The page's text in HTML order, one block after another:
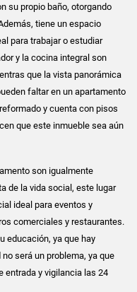
su propio baño, otorgando
tiene un espacio
para trabajar o estudiar
y la cocina integral son
que la vista panorámica
faltar en un apartamento
y cuenta con pisos
que este inmueble sea aún
son igualmente
de la vida social, este lugar
ideal para eventos y
comerciales y restaurantes.
educación, ya que hay
será un problema, ya que
entrada y vigilancia las 24